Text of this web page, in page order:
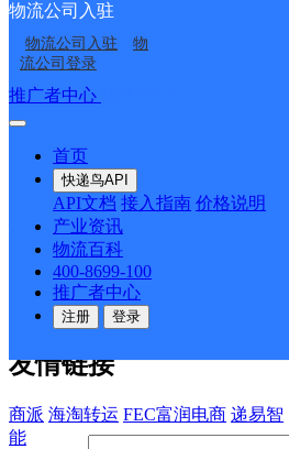
物流公司入驻
物流公司入驻
物
流公司登录
推广者中心
首页
快递鸟API
API文档 接入指南 价格说明
产业资讯
物流百科
400-8699-100
推广者中心
注册 登录
中心街分部
河南长垣县公司苗寨乡
商业街分部
新乡长垣
接口API
API接口 DEMO下载
关于我们
公司介绍 企业动态
合作伙伴 快递鸟接口服务协议
户隐私政策
友情链接
商派 海淘转运 FEC富润电商 递易智
能